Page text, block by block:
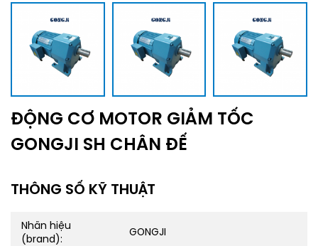
ĐỘNG CƠ MOTOR GIẢM TỐC
GONGJI SH CHÂN ĐẾ
THÔNG SỐ KỸ THUẬT
Nhãn hiệu
(brand):
GONGJI